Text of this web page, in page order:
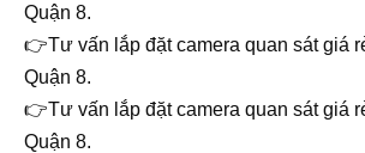
Quận 8.
👉Tư vấn lắp đặt camera quan sát giá
Quận 8.
👉Tư vấn lắp đặt camera quan sát giá
Quận 8.